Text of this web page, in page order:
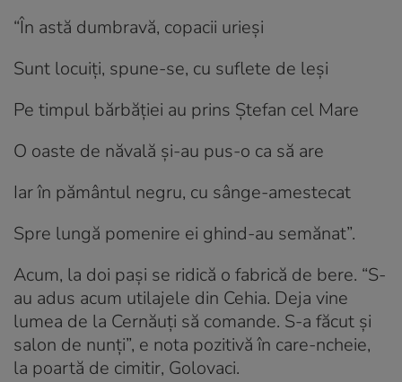
“În astă dumbravă, copacii urieși
Sunt locuiți, spune-se, cu suflete de leși
Pe timpul bărbăției au prins Ștefan cel Mare
O oaste de năvală și-au pus-o ca să are
Iar în pământul negru, cu sânge-amestecat
Spre lungă pomenire ei ghind-au semănat”.
Acum, la doi pași se ridică o fabrică de bere. “S-
au adus acum utilajele din Cehia. Deja vine
lumea de la Cernăuți să comande. S-a făcut și
salon de nunți”, e nota pozitivă în care-ncheie,
la poartă de cimitir, Golovaci.